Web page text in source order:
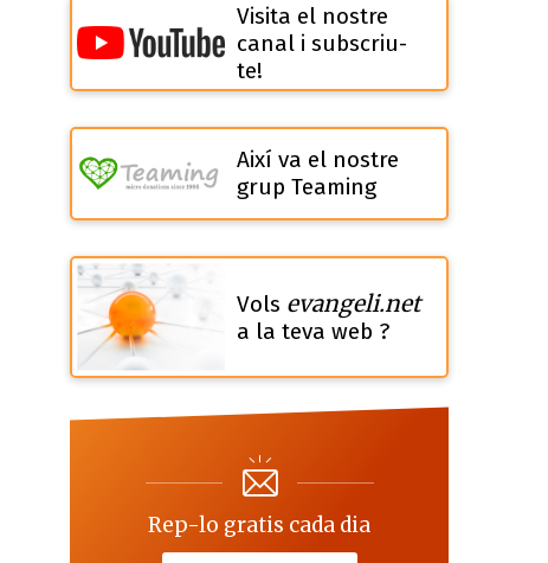
Visita el nostre
canal i subscriu-
te!
Així va el nostre
grup Teaming
Vols evangeli.net
a la teva web ?
Rep-lo gratis cada dia